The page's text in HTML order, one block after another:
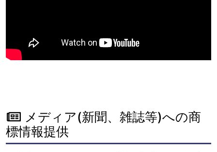
メディア(新聞、雑誌等)への商
標情報提供